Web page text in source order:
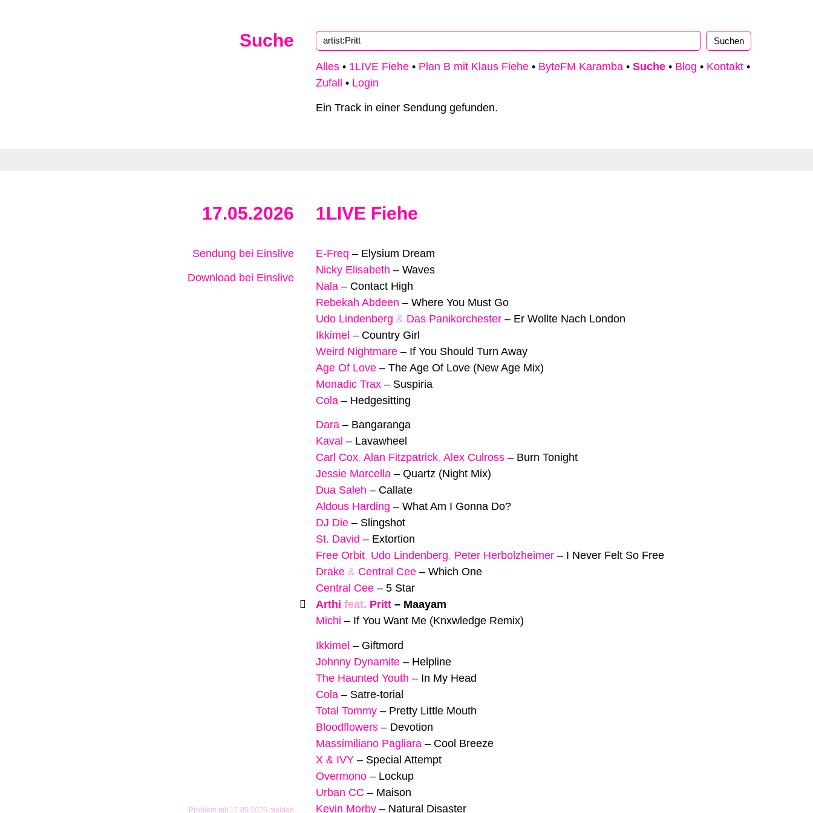
Suche
Alles • 1LIVE Fiehe • Plan B mit Klaus Fiehe • ByteFM Karamba • Suche • Blog • Kontakt •
Zufall
• Login
Ein Track in einer Sendung gefunden.
17.05.2026 1LIVE Fiehe
Sendung bei Einslive
Download bei Einslive
Problem mit 17.05.2026 melden
E-Freq – Elysium Dream
Nicky Elisabeth – Waves
Nala – Contact High
Rebekah Abdeen – Where You Must Go
Udo Lindenberg & Das Panikorchester – Er Wollte Nach London
Ikkimel – Country Girl
Weird Nightmare – If You Should Turn Away
Age Of Love – The Age Of Love (New Age Mix)
Monadic Trax – Suspiria
Cola – Hedgesitting
Dara – Bangaranga
Kaval – Lavawheel
Carl Cox, Alan Fitzpatrick, Alex Culross – Burn Tonight
Jessie Marcella – Quartz (Night Mix)
Dua Saleh – Callate
Aldous Harding – What Am I Gonna Do?
DJ Die – Slingshot
St. David – Extortion
Free Orbit, Udo Lindenberg, Peter Herbolzheimer – I Never Felt So Free
Drake & Central Cee – Which One
Central Cee – 5 Star
Arthi feat. Pritt – Maayam
Michi – If You Want Me (Knxwledge Remix)
Ikkimel – Giftmord
Johnny Dynamite – Helpline
The Haunted Youth – In My Head
Cola – Satre-torial
Total Tommy – Pretty Little Mouth
Bloodflowers – Devotion
Massimiliano Pagliara – Cool Breeze
X & IVY – Special Attempt
Overmono – Lockup
Urban CC – Maison
Kevin Morby – Natural Disaster